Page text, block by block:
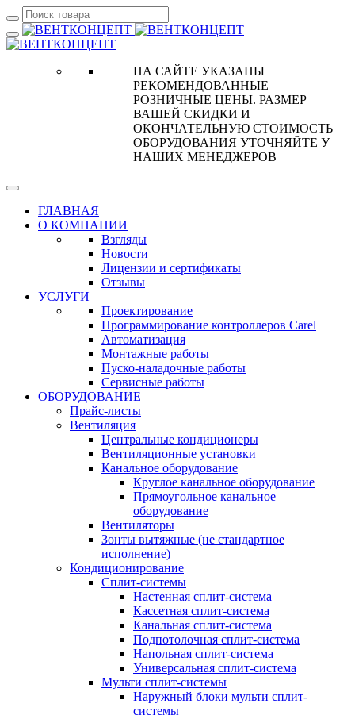
НА САЙТЕ УКАЗАНЫ
РЕКОМЕНДОВАННЫЕ
РОЗНИЧНЫЕ ЦЕНЫ. РАЗМЕР
ВАШЕЙ СКИДКИ И
ОКОНЧАТЕЛЬНУЮ СТОИМОСТЬ
ОБОРУДОВАНИЯ УТОЧНЯЙТЕ У
НАШИХ МЕНЕДЖЕРОВ
ГЛАВНАЯ
О КОМПАНИИ
Взгляды
Новости
Лицензии и сертификаты
Отзывы
УСЛУГИ
Проектирование
Программирование контроллеров Carel
Автоматизация
Монтажные работы
Пуско-наладочные работы
Сервисные работы
ОБОРУДОВАНИЕ
Прайс-листы
Вентиляция
Центральные кондиционеры
Вентиляционные установки
Канальное оборудование
Круглое канальное оборудование
Прямоугольное канальное
оборудование
Вентиляторы
Зонты вытяжные (не стандартное
исполнение)
Кондиционирование
Сплит-системы
Настенная сплит-система
Кассетная сплит-система
Канальная сплит-система
Подпотолочная сплит-система
Напольная сплит-система
Универсальная сплит-система
Мульти сплит-системы
Наружный блоки мульти сплит-
системы